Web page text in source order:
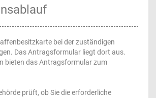
bei der zuständigen
Das Antragsformular liegt dort aus.
bieten das Antragsformular zum
prüft, ob Sie die erforderliche